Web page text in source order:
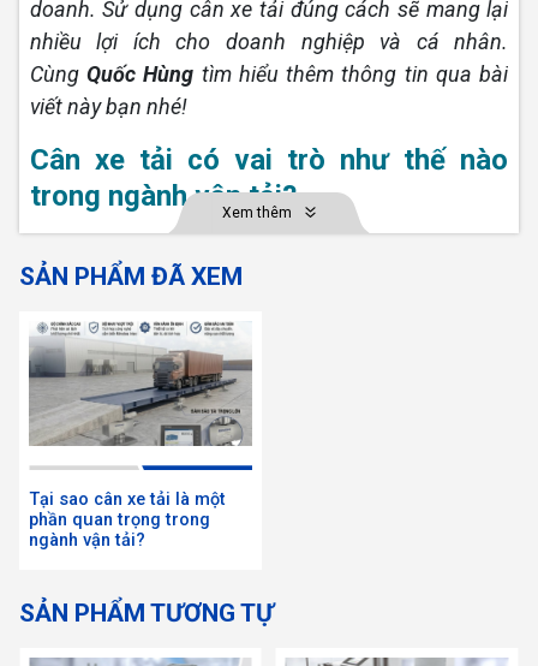
doanh. Sử dụng cân xe tải đúng cách sẽ mang lại
nhiều lợi ích cho doanh nghiệp và cá nhân.
CùngQuốc Hùng tìm hiểu thêm thông tin qua bài
viết này bạn nhé!
Cân xe tải có vai trò như thế nào
trong ngành vận tải?
Cân xe tải là một thiết bị đo lường được sử dụng
trên đó. Nó được lắp đặt trên các điểm cân đặc
biệt trên đường hoặc tại các trạm cân để kiểm tra
và kiểm soát trọng lượng của xe tải và hàng hóa
trước, trong và sau khi chúng được vận chuyển.
Xem thêm
SẢN PHẨM ĐÃ XEM
Tại sao cân xe tải là một
phần quan trọng trong
ngành vận tải?
SẢN PHẨM TƯƠNG TỰ